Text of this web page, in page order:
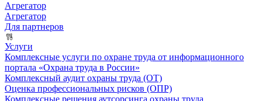
Агрегатор
Агрегатор
Для партнеров
Услуги
Комплексные услуги по охране труда от информационного
портала «Охрана труда в России»
Комплексный аудит охраны труда (ОТ)
Оценка профессиональных рисков (ОПР)
Комплексные решения аутсорсинга охраны труда